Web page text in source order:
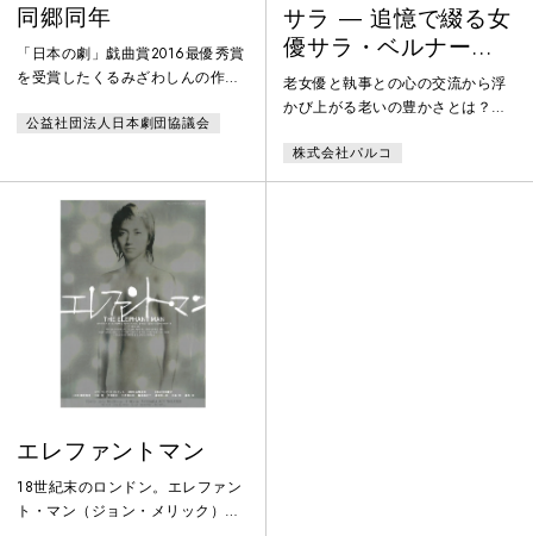
同郷同年
「日本の劇」戯曲賞2016最優秀賞
を受賞したくるみざわしんの作
「同郷同年」の3人の男。核廃棄
は惨敗。その夜、追い詰められた
１人が、ある決断を告げる。郷土
への思いの果てに、彼らを待ち受
けているのは未来への希望か、そ
れとも破滅へのカウントダウンな
のか・・・。
公益社団法人日本劇団協議会
サラ ― 追憶で綴る女
優サラ・ベルナール
の一生
老女優と執事との心の交流から浮
かび上がる老いの豊かさとは？人
芝居の傑作が渋谷で待望の再演！
株式会社パルコ
エレファントマン
18世紀末のロンドン。エレファン
ト・マン（ジョン・メリック）＜